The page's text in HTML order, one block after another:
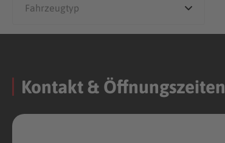
Kontakt & Öffnungszeiten